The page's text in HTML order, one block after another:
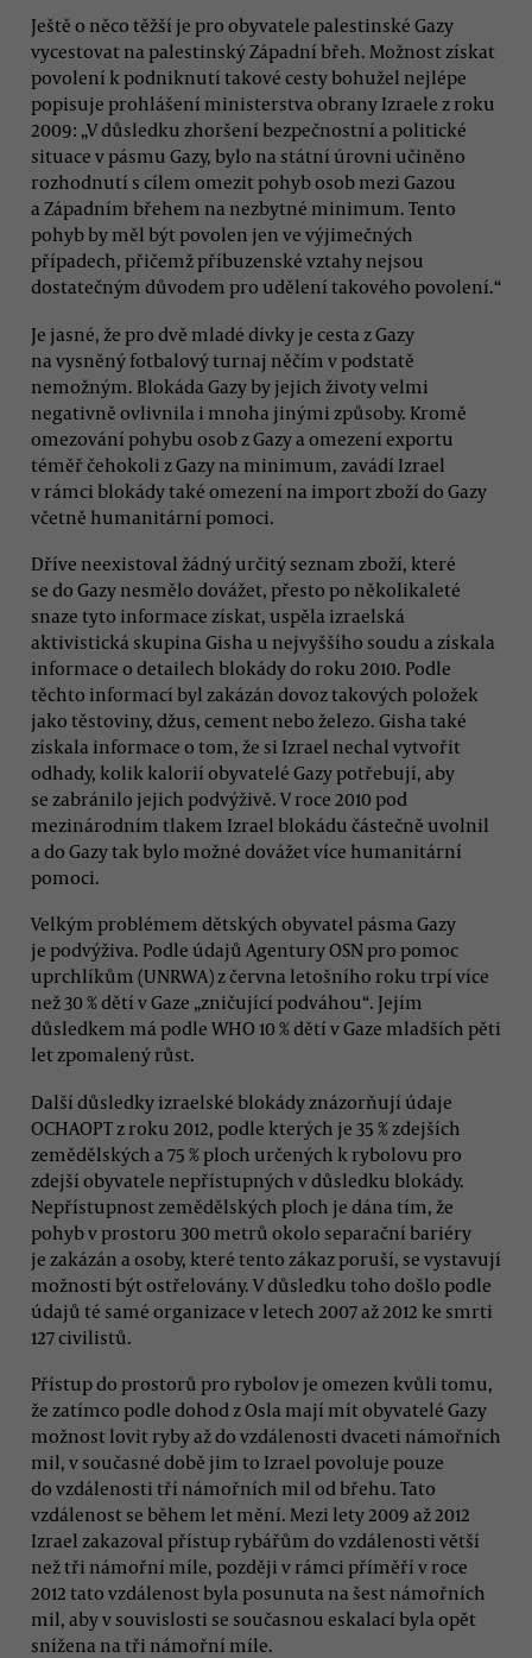
Ještě o něco těžší je pro obyvatele palestinské Gazy
vycestovat na palestinský Západní břeh. Možnost získat
povolení k podniknutí takové cesty bohužel nejlépe
popisuje prohlášení ministerstva obrany Izraele z roku
2009: „V důsledku zhoršení bezpečnostní a politické
situace v pásmu Gazy, bylo na státní úrovni učiněno
rozhodnutí s cílem omezit pohyb osob mezi Gazou
a Západním břehem na nezbytné minimum. Tento
pohyb by měl být povolen jen ve výjimečných
případech, přičemž příbuzenské vztahy nejsou
dostatečným důvodem pro udělení takového povolení.“
Je jasné, že pro dvě mladé dívky je cesta z Gazy
na vysněný fotbalový turnaj něčím v podstatě
nemožným. Blokáda Gazy by jejich životy velmi
negativně ovlivnila i mnoha jinými způsoby. Kromě
omezování pohybu osob z Gazy a omezení exportu
téměř čehokoli z Gazy na minimum, zavádí Izrael
v rámci blokády také omezení na import zboží do Gazy
včetně humanitární pomoci.
Dříve neexistoval žádný určitý seznam zboží, které
se do Gazy nesmělo dovážet, přesto po několikaleté
snaze tyto informace získat, uspěla izraelská
aktivistická skupina Gisha u nejvyššího soudu a získala
informace o detailech blokády do roku 2010. Podle
těchto informací byl zakázán dovoz takových položek
jako těstoviny, džus, cement nebo železo. Gisha také
získala informace o tom, že si Izrael nechal vytvořit
odhady, kolik kalorií obyvatelé Gazy potřebují, aby
se zabránilo jejich podvýživě. V roce 2010 pod
mezinárodním tlakem Izrael blokádu částečně uvolnil
a do Gazy tak bylo možné dovážet více humanitární
pomoci.
Velkým problémem dětských obyvatel pásma Gazy
je podvýživa. Podle údajů Agentury OSN pro pomoc
uprchlíkům (UNRWA) z června letošního roku trpí více
než 30 % dětí v Gaze „zničující podváhou“. Jejím
důsledkem má podle WHO 10 % dětí v Gaze mladších pěti
let zpomalený růst.
Další důsledky izraelské blokády znázorňují údaje
OCHAOPT z roku 2012, podle kterých je 35 % zdejších
zemědělských a 75 % ploch určených k rybolovu pro
zdejší obyvatele nepřístupných v důsledku blokády.
Nepřístupnost zemědělských ploch je dána tím, že
pohyb v prostoru 300 metrů okolo separační bariéry
je zakázán a osoby, které tento zákaz poruší, se vystavují
možnosti být ostřelovány. V důsledku toho došlo podle
údajů té samé organizace v letech 2007 až 2012 ke smrti
127 civilistů.
Přístup do prostorů pro rybolov je omezen kvůli tomu,
že zatímco podle dohod z Osla mají mít obyvatelé Gazy
možnost lovit ryby až do vzdálenosti dvaceti námořních
mil, v současné době jim to Izrael povoluje pouze
do vzdálenosti tří námořních mil od břehu. Tato
vzdálenost se během let mění. Mezi lety 2009 až 2012
Izrael zakazoval přístup rybářům do vzdálenosti větší
než tři námořní míle, později v rámci příměří v roce
2012 tato vzdálenost byla posunuta na šest námořních
mil, aby v souvislosti se současnou eskalací byla opět
snížena na tři námořní míle.